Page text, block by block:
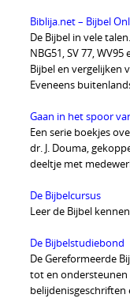
Biblija.net – Bijbel
De Bijbel in vele
NBG51, SV 77,
Bijbel en vergelijken
Eveneens
Gaan in het spoor
Een serie boekjes
dr. J. Douma,
deeltje met
De Bijbelcursus
Leer de Bijbel
De Bijbelstudiebond
De Gereformeerde
tot en ondersteunen
belijdenisgeschriften